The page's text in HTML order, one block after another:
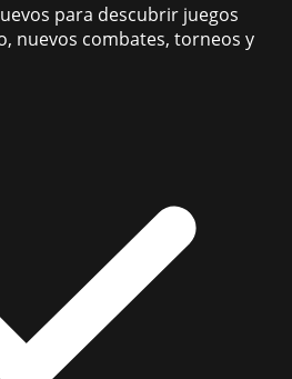
para descubrir juegos
nuevos combates, torneos y